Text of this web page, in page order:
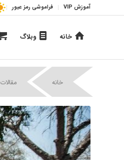
آموزش VIP فراموشی رمز عبور
خانه وبلاگ
خانه مقالات